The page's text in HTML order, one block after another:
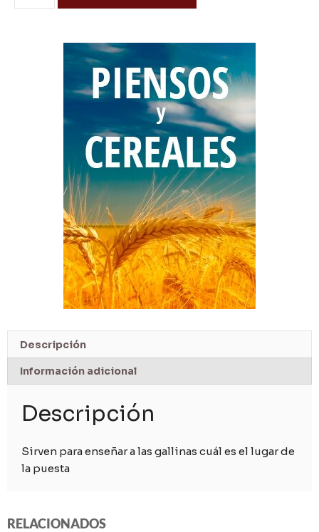
Descripción
Información adicional
Descripción
Sirven para enseñar a las gallinas cuál es el lugar de
la puesta
RELACIONADOS